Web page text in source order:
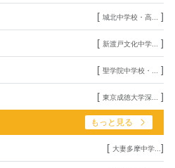
[ 城北中学校・高... ]
[ 新渡戸文化中学... ]
[ 聖学院中学校・... ]
[ 東京成徳大学深... ]
もっと見る
[ 大妻多摩中学... ]